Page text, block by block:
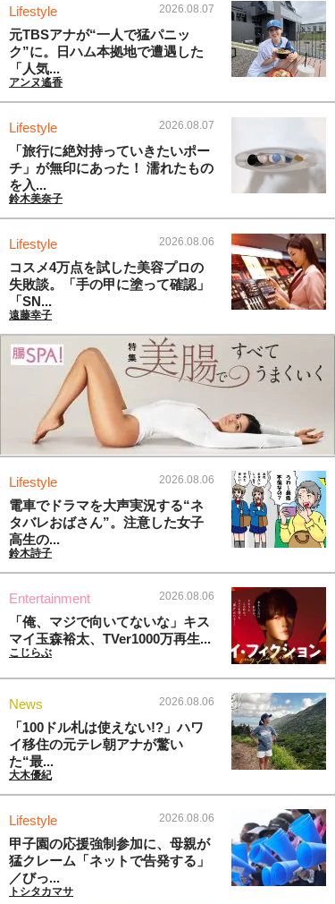
Lifestyle 2026.08.07
元TBSアナが“一人で猛パニッ
ク”に。日ハム本拠地で遭遇した
「人気...
アンヌ遙香
Lifestyle 2026.08.07
「旅行に絶対持っていきたいポー
チ」が無印にあった！ 濡れたもの
を入...
鈴木美奈子
Lifestyle 2026.08.06
コスメ4万点を試した美容プロの
失敗談。「手の甲に塗って確認」
「SN...
遠藤幸子
Lifestyle 2026.08.06
電車でドラマを大声実況する“ネ
タバレおばさん”。注意した女子
高生の...
鈴木詩子
Entertainment 2026.08.06
「俺、マジで向いてないな」キス
マイ玉森裕太、TVer1000万再生...
こじらぶ
News 2026.08.06
「100ドル札は使えない!?」ハワ
イ移住の元テレ朝アナが驚い
た“最...
大木優紀
Lifestyle 2026.08.06
甲子園の応援強制参加に、母親が
猛クレーム「ネットで告発する」
／びっ...
トシタカマサ